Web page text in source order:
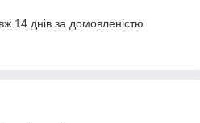
14 днів за домовленістю